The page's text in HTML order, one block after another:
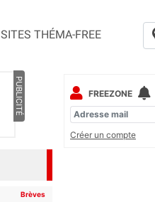
SITES THÉMA-FREE
PUBLICITÉ
Brèves
FREEZONE
Créer un compte